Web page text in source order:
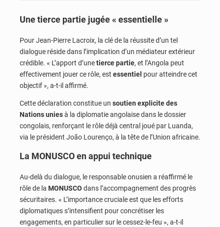
Une tierce partie jugée « essentielle »
Pour Jean-Pierre Lacroix, la clé de la réussite d’un tel
dialogue réside dans l’implication d’un médiateur extérieur
crédible. « L’apport d’unetierce partie, et l’Angola peut
effectivement jouer ce rôle, est essentiel pour atteindre cet
objectif », a-t-il affirmé.
Cette déclaration constitue un soutien explicite des
Nations uniesà la diplomatie angolaise dans le dossier
congolais, renforçant le rôle déjà central joué par Luanda,
via le président João Lourenço, à la tête de l’Union africaine.
La MONUSCO en appui technique
Au-delà du dialogue, le responsable onusien a réaffirmé le
rôle de la MONUSCO dans l’accompagnement des progrès
sécuritaires. « L’importance cruciale est que les efforts
diplomatiques s’intensifient pour concrétiser les
engagements, en particulier sur le cessez-le-feu », a-t-il